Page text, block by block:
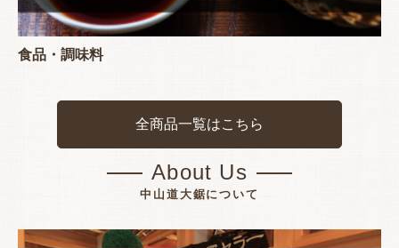
食品・調味料
全商品一覧はこちら
About Us
中山道大鋸について